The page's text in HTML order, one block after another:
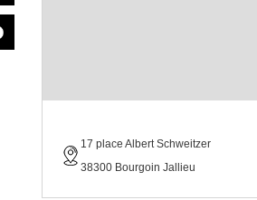
17 place Albert Schweitzer
38300 Bourgoin Jallieu